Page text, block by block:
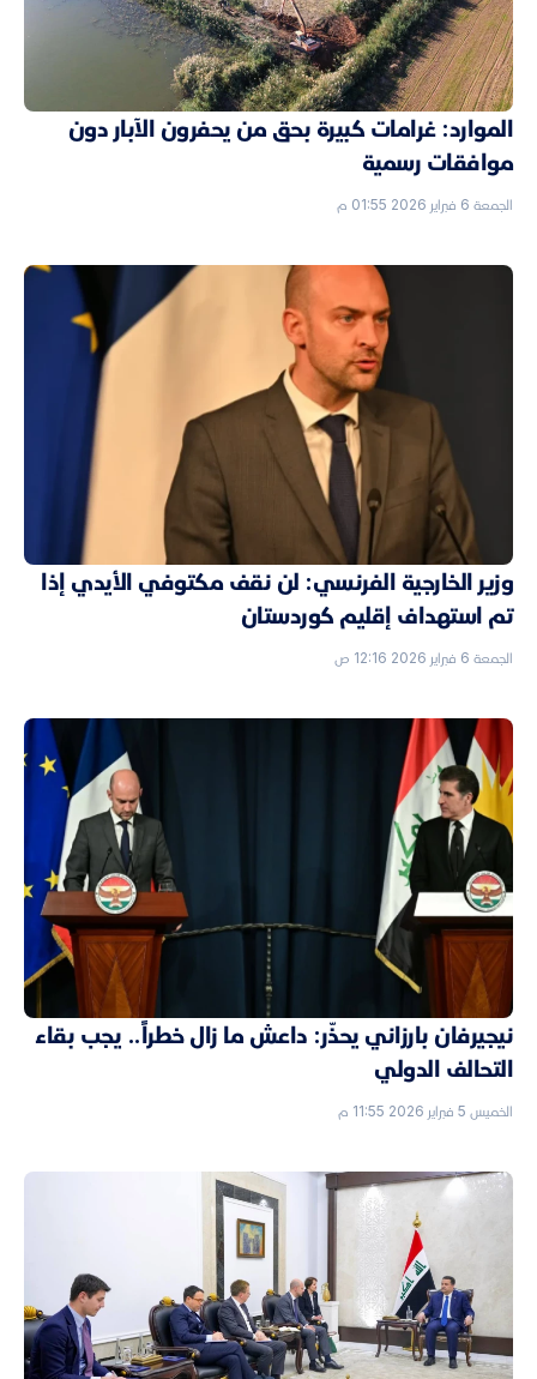
الموارد: غرامات كبيرة بحق من يحفرون الآبار دون
موافقات رسمية
الجمعة 6 فبراير 2026 01:55 م
وزير الخارجية الفرنسي: لن نقف مكتوفي الأيدي إذا
تم استهداف إقليم كوردستان
الجمعة 6 فبراير 2026 12:16 ص
نيجيرفان بارزاني يحذّر: داعش ما زال خطراً.. يجب بقاء
التحالف الدولي
الخميس 5 فبراير 2026 11:55 م